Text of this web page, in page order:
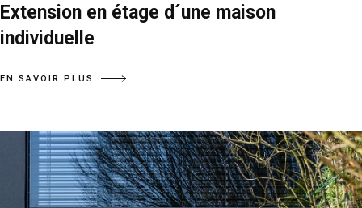
Extension en étage d´une maison
individuelle
EN SAVOIR PLUS